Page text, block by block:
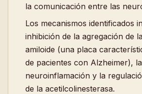
la comunicación entre las
Los mecanismos identificados
inhibición de la agregación de
amiloide (una placa
de pacientes con Alzheimer),
neuroinflamación y la
de la acetilcolinesterasa.